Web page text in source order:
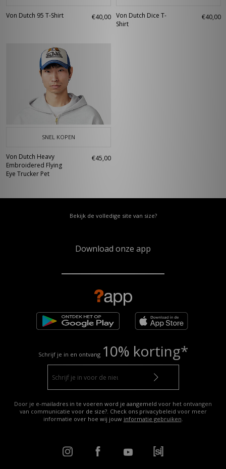
Von Dutch 95 T-Shirt €40,00 Von Dutch Dice T-
Shirt
€40,00
SNEL KOPEN
Von Dutch Heavy
Embroidered Flying
Eye Trucker Pet
€45,00
Bekijk de volledige site van size?
Download onze app
Schrijf je in en ontvang 10% korting*
Door je e-mailadres in te voeren word je aangemeld voor het ontvangen
van communicatie voor de size?. Check ons privacybeleid voor meer
informatie over hoe wij jouw informatie gebruiken.